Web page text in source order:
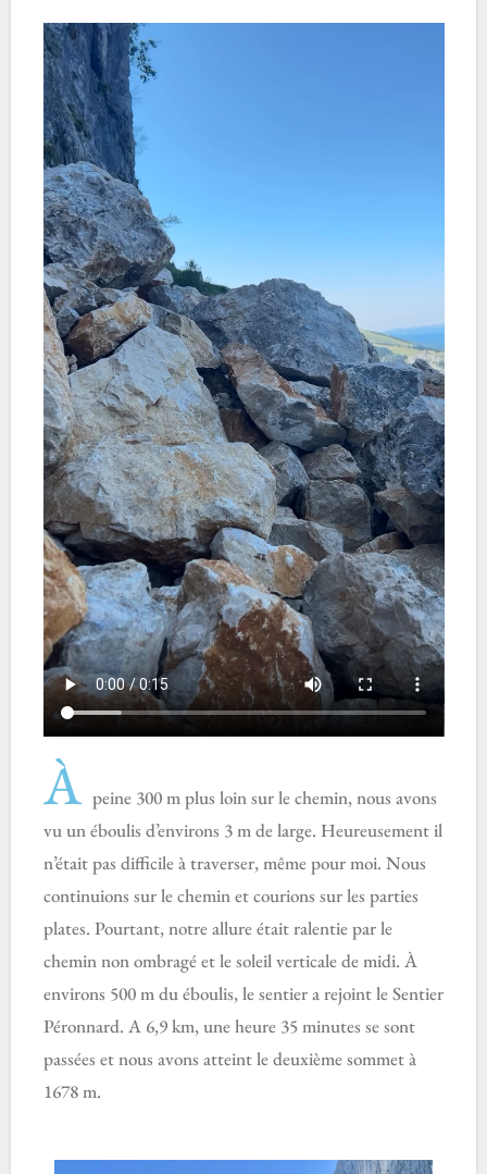
À peine 300 m plus loin sur le chemin, nous avons
vu un éboulis d’environs 3 m de large. Heureusement il
n’était pas difficile à traverser, même pour moi. Nous
continuions sur le chemin et courions sur les parties
plates. Pourtant, notre allure était ralentie par le
chemin non ombragé et le soleil verticale de midi. À
environs 500 m du éboulis, le sentier a rejoint le Sentier
Péronnard. A 6,9 km, une heure 35 minutes se sont
passées et nous avons atteint le deuxième sommet à
1678 m.